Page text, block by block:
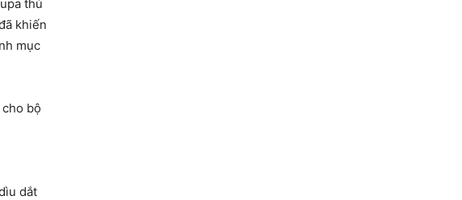
thủ
khiến
mục
bộ
dắt